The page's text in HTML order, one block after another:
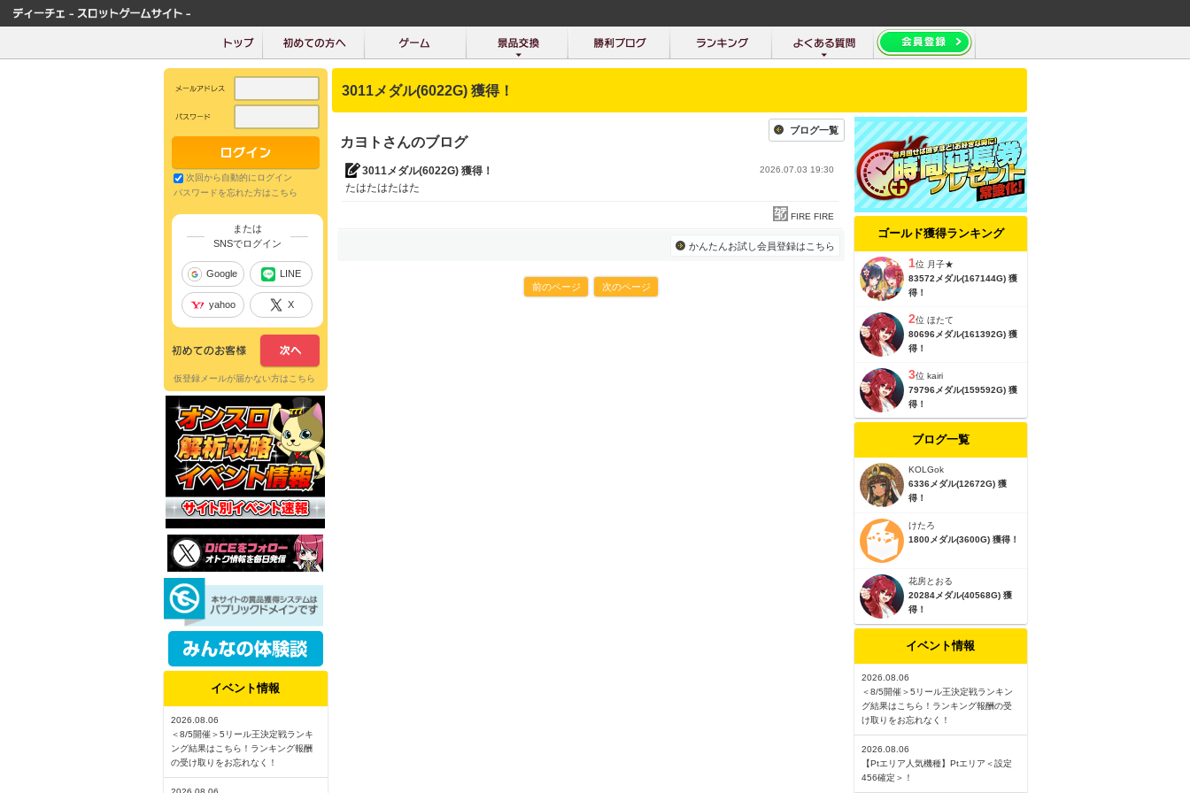
3011メダル(6022G) 獲得！
カヨトさんのブログ
ブログ一覧
3011メダル(6022G) 獲得！ 2026.07.03 19:30
たはたはたはた
FIRE FIRE
かんたんお試し会員登録はこちら
前のページ 次のページ
ゴールド獲得ランキング
1位 月子★
83572メダル(167144G) 獲
得！
2位 ほたて
80696メダル(161392G) 獲
得！
3位 kairi
79796メダル(159592G) 獲
得！
ブログ一覧
KOLGok
6336メダル(12672G) 獲
得！
けたろ
1800メダル(3600G) 獲得！
花房とおる
20284メダル(40568G) 獲
得！
イベント情報
2026.08.06
＜8/5開催＞5リール王決定戦ランキン
グ結果はこちら！ランキング報酬の受
け取りをお忘れなく！
2026.08.06
【Ptエリア人気機種】Ptエリア＜設定
456確定＞！
次回から自動的にログイン
パスワードを忘れた方はこちら
または
SNSでログイン
Google LINE
yahoo X
仮登録メールが届かない方はこちら
イベント情報
2026.08.06
＜8/5開催＞5リール王決定戦ランキ
ング結果はこちら！ランキング報酬
の受け取りをお忘れなく！